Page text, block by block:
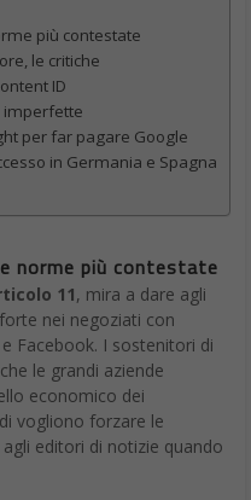
più contestate
le critiche
ID
imperfette
per far pagare Google
in Germania e Spagna
norme più contestate
11, mira a dare agli
nei negoziati con
Facebook. I sostenitori di
le grandi aziende
economico dei
vogliono forzare le
editori di notizie quando